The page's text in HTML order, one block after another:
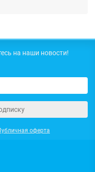
на наши новости!
оферта